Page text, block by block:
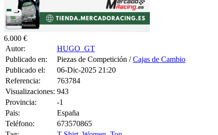
6.000 €
Autor:
Publicado en:
Piezas de Competición /
Publicado el:
06-Dic-2025 21:20
Referencia:
763784
Visualizaciones:
943
Provincia:
-1
Pais:
España
Teléfono:
673570865
Tag:
T-Shirt,Women